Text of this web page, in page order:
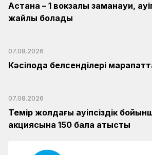
Астана – 1 вокзалы заманауи,
жайлы болады
07.08.2026
Кәсіподақ белсенділері
07.08.2026
Темір жолдағы қауіпсіздік
акциясына 150 бала қатысты